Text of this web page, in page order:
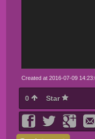
Created at 2016-07-09
0 Star